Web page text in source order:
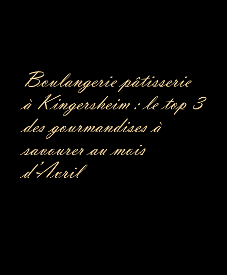
Boulangerie pâtisserie
à Kingersheim : le top 3
des gourmandises à
savourer au mois
d’Avril